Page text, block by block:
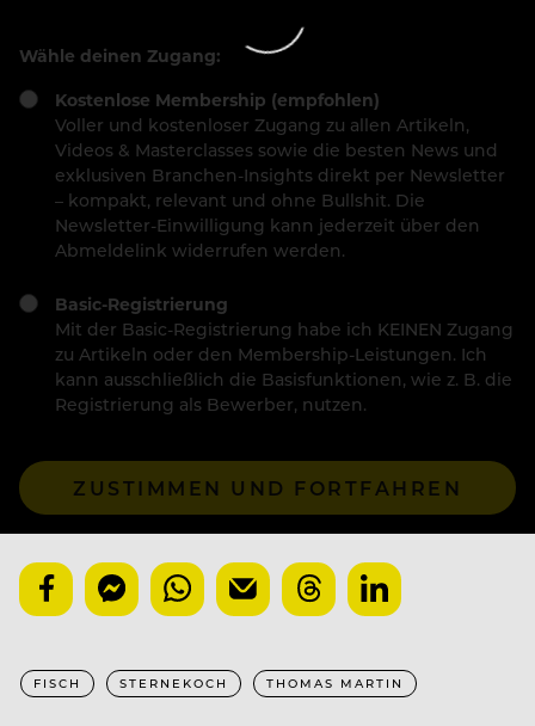
Wähle deinen Zugang:
Kostenlose Membership (empfohlen)
Voller und kostenloser Zugang zu allen Artikeln,
Videos & Masterclasses sowie die besten News und
exklusiven Branchen-Insights direkt per Newsletter
– kompakt, relevant und ohne Bullshit. Die
Newsletter-Einwilligung kann jederzeit über den
Abmeldelink widerrufen werden.
Basic-Registrierung
Mit der Basic-Registrierung habe ich KEINEN Zugang
zu Artikeln oder den Membership-Leistungen. Ich
kann ausschließlich die Basisfunktionen, wie z. B. die
Registrierung als Bewerber, nutzen.
ZUSTIMMEN UND FORTFAHREN
FISCH STERNEKOCH THOMAS MARTIN